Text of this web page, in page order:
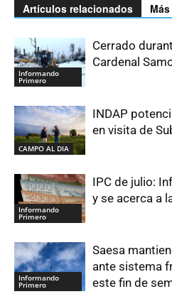
Artículos relacionados
Informando
Primero
Cerrado
Cardenal
CAMPO AL DIA
INDAP
en visita de
Informando
Primero
IPC de julio:
y se acerca a
Informando
Primero
Saesa
ante sistema
este fin de